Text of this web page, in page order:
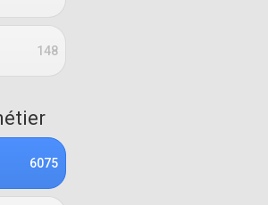
148
6075